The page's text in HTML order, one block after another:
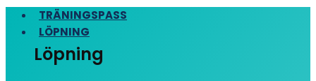
TRÄNINGSPASS
LÖPNING
Löpning